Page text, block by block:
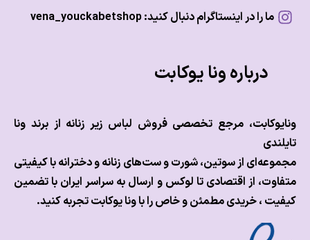
ما را در اینستاگرام دنبال کنید: vena_youckabetshop
درباره ونا یوکابت
مرجع تخصصی فروش لباس زیر زنانه از برند ونا
از سوتین، شورت و ست‌های زنانه و دخترانه با کیفیتی
از اقتصادی تا لوکس وارسال به سراسر ایران با تضمین
، خریدی مطمئن و خاص را با ونا یوکابت تجربه کنید.